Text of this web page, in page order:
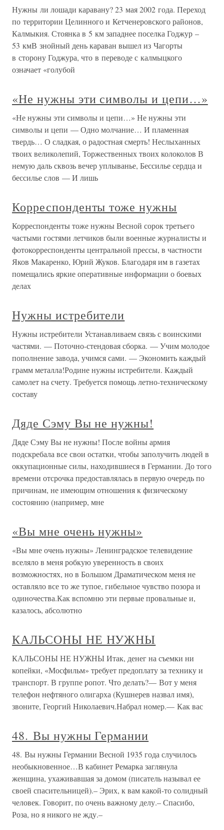
Нужны ли лошади каравану? 23 мая 2002 года. Переход
по территории Целинного и Кетченеровского районов,
Калмыкия. Стоянка в 5 км западнее поселка Годжур –
53 кмВ знойный день караван вышел из Чагорты
в сторону Годжура, что в переводе с калмыцкого
означает «голубой
«Не нужны эти символы и цепи…»
«Не нужны эти символы и цепи…» Не нужны эти
символы и цепи — Одно молчание… И пламенная
твердь… О сладкая, о радостная смерть! Неслыханных
твоих великолепий, Торжественных твоих колоколов В
немую даль сквозь вечер уплыванье, Бессилье сердца и
бессилье слов — И лишь
Корреспонденты тоже нужны
Корреспонденты тоже нужны Весной сорок третьего
частыми гостями летчиков были военные журналисты и
фотокорреспонденты центральной прессы, в частности
Яков Макаренко, Юрий Жуков. Благодаря им в газетах
помещались яркие оперативные информации о боевых
делах
Нужны истребители
Нужны истребители Устанавливаем связь с воинскими
частями. — Поточно-стендовая сборка. — Учим молодое
пополнение завода, учимся сами. — Экономить каждый
грамм металла!Родине нужны истребители. Каждый
самолет на счету. Требуется помощь летно-техническому
составу
Дяде Сэму Вы не нужны!
Дяде Сэму Вы не нужны! После войны армия
подскребала все свои остатки, чтобы заполучить людей в
оккупационные силы, находившиеся в Германии. До того
времени отсрочка предоставлялась в первую очередь по
причинам, не имеющим отношения к физическому
состоянию (например, мне
«Вы мне очень нужны»
«Вы мне очень нужны» Ленинградское телевидение
вселяло в меня робкую уверенность в своих
возможностях, но в Большом Драматическом меня не
оставляло все то же тупое, гибельное чувство позора и
одиночества.Как вспомню эти первые провальные и,
казалось, абсолютно
КАЛЬСОНЫ НЕ НУЖНЫ
КАЛЬСОНЫ НЕ НУЖНЫ Итак, денег на съемки ни
копейки, «Мосфильм» требует предоплату за технику и
транспорт. В группе ропот. Что делать?— Вот у меня
телефон нефтяного олигарха (Кушнерев назвал имя),
звоните, Георгий Николаевич.Набрал номер.— Как вас
48. Вы нужны Германии
48. Вы нужны Германии Весной 1935 года случилось
необыкновенное…В кабинет Ремарка заглянула
женщина, ухаживавшая за домом (писатель называл ее
своей спасительницей).– Эрих, к вам какой-то солидный
человек. Говорит, по очень важному делу.– Спасибо,
Роза, но я никого не жду.–